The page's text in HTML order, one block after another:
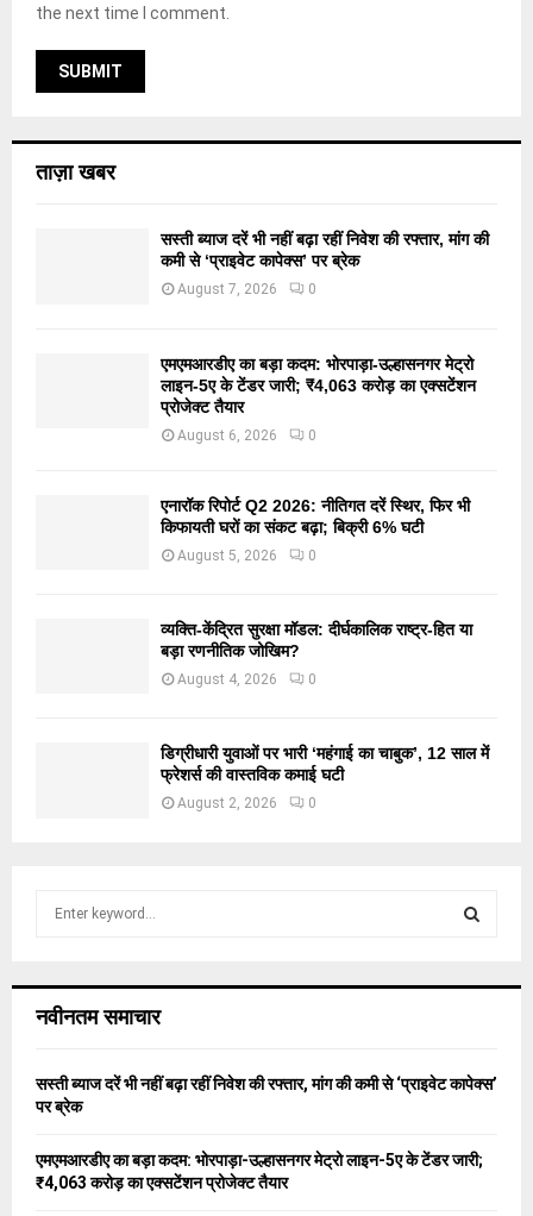
the next time I comment.
ताज़ा खबर
सस्ती ब्याज दरें भी नहीं बढ़ा रहीं निवेश की रफ्तार, मांग की
कमी से ‘प्राइवेट कापेक्स’ पर ब्रेक
August 7, 2026 0
एमएमआरडीए का बड़ा कदम: भोरपाड़ा-उल्हासनगर मेट्रो
लाइन-5ए के टेंडर जारी; ₹4,063 करोड़ का एक्सटेंशन
प्रोजेक्ट तैयार
August 6, 2026 0
एनारॉक रिपोर्ट Q2 2026: नीतिगत दरें स्थिर, फिर भी
किफायती घरों का संकट बढ़ा; बिक्री 6% घटी
August 5, 2026 0
व्यक्ति-केंद्रित सुरक्षा मॉडल: दीर्घकालिक राष्ट्र-हित या
बड़ा रणनीतिक जोखिम?
August 4, 2026 0
डिग्रीधारी युवाओं पर भारी ‘महंगाई का चाबुक’, 12 साल में
फ्रेशर्स की वास्तविक कमाई घटी
August 2, 2026 0
h
o
r
C
नवीनतम समाचार
सस्ती ब्याज दरें भी नहीं बढ़ा रहीं निवेश की रफ्तार, मांग की कमी से ‘प्राइवेट कापेक्स’
पर ब्रेक
एमएमआरडीए का बड़ा कदम: भोरपाड़ा-उल्हासनगर मेट्रो लाइन-5ए के टेंडर जारी;
₹4,063 करोड़ का एक्सटेंशन प्रोजेक्ट तैयार